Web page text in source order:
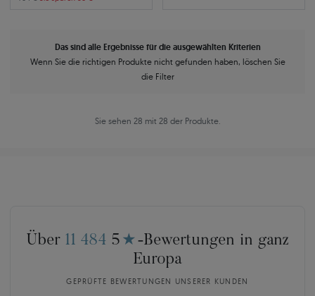
Das sind alle Ergebnisse für die ausgewählten Kriterien
Wenn Sie die richtigen Produkte nicht gefunden haben, löschen Sie
die Filter
Sie sehen 28 mit 28 der Produkte.
Über 11 484 5 ★ -Bewertungen in ganz
Europa
GEPRÜFTE BEWERTUNGEN UNSERER KUNDEN